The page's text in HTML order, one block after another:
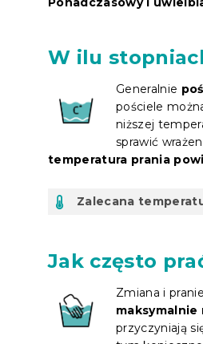
W ilu
Generalnie
pościele
niższej
sprawić
temperatura prania
Zalecana
Jak często
Zmiana i
maksymalnie
przyczyniają